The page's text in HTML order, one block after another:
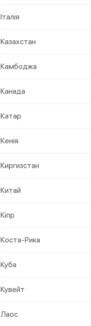
Італія
Казахстан
Камбоджа
Канада
Катар
Кенія
Киргизстан
Китай
Кіпр
Коста-Рика
Куба
Кувейт
Лаос